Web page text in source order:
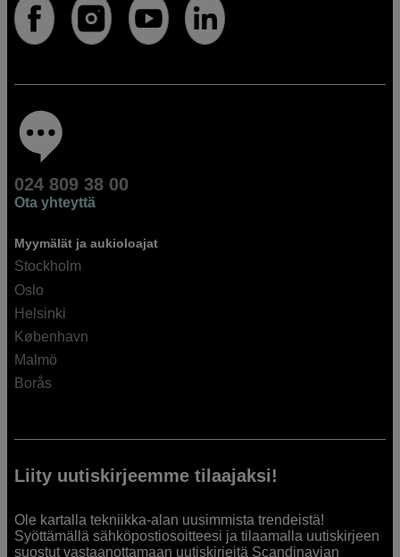
024 809 38 00
Ota yhteyttä
Myymälät ja aukioloajat
Stockholm
Oslo
Helsinki
København
Malmö
Borås
Liity uutiskirjeemme tilaajaksi!
Ole kartalla tekniikka-alan uusimmista trendeistä!
Syöttämällä sähköpostiosoitteesi ja tilaamalla uutiskirjeen
suostut vastaanottamaan uutiskirjeitä Scandinavian